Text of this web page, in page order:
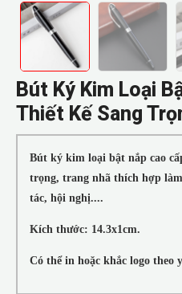
Bút Ký Kim Loại
Thiết Kế Sang
Bút ký kim loại bật nắp cao
trọng, trang nhã thích hợp
tác, hội nghị....
Kích thước: 14.3x1cm.
Có thể in hoặc khắc logo theo